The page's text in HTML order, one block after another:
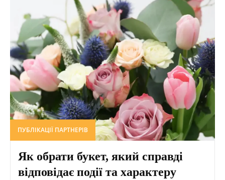
ПУБЛІКАЦІЇ ПАРТНЕРІВ
Як обрати букет, який справді
відповідає події та характеру